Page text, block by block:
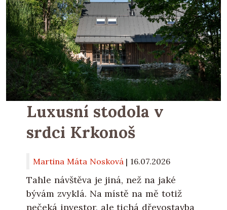
Luxusní stodola v
srdci Krkonoš
Martina Máta Nosková | 16.07.2026
Tahle návštěva je jiná, než na jaké
bývám zvyklá. Na místě na mě totiž
nečeká investor, ale tichá dřevostavba